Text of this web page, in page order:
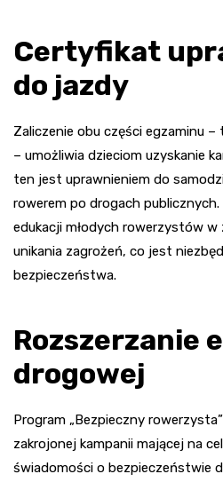
Certyfikat
do jazdy
Zaliczenie obu części egzaminu
– umożliwia dzieciom uzyskanie
ten jest uprawnieniem do
rowerem po drogach
edukacji młodych rowerzystów w
unikania zagrożeń, co jest
bezpieczeństwa.
Rozszerzanie
drogowej
Program „Bezpieczny
zakrojonej kampanii mającej na
świadomości o bezpieczeństwie